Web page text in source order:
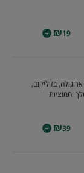
₪19
+
בזיליקום,
וחמוציות
₪39
+